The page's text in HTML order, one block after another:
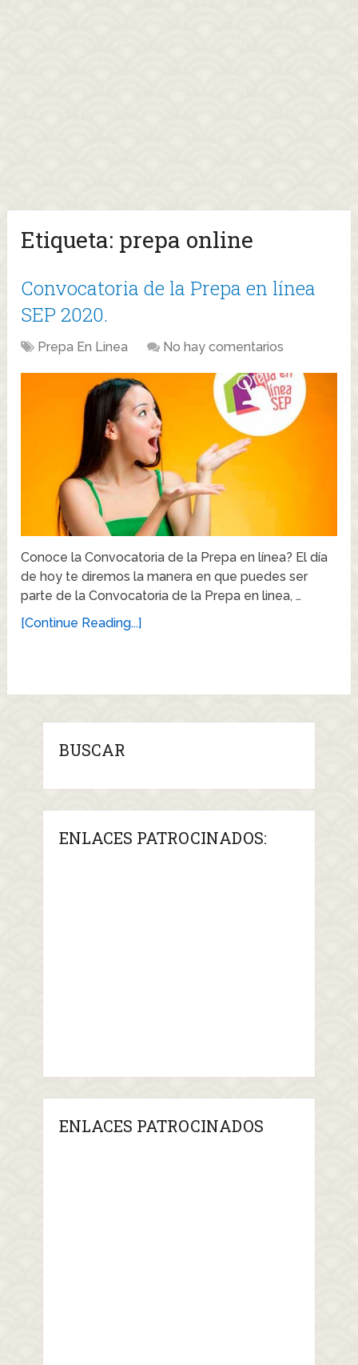
Etiqueta: prepa online
Convocatoria de la Prepa en línea
SEP 2020.
Prepa En Linea No hay comentarios
Conoce la Convocatoria de la Prepa en línea? El día
de hoy te diremos la manera en que puedes ser
parte de la Convocatoria de la Prepa en linea, …
[Continue Reading...]
BUSCAR
ENLACES PATROCINADOS:
ENLACES PATROCINADOS